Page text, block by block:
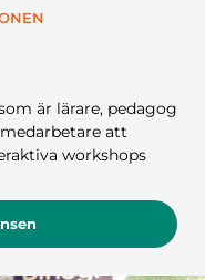
är lärare, pedagog
att
workshops